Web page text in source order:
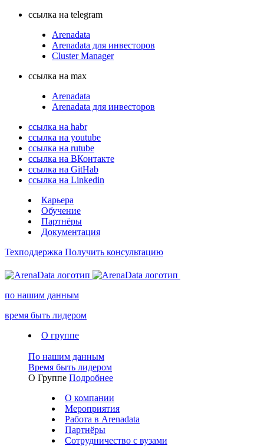
ссылка на telegram
Arenadata
Arenadata для инвесторов
Cluster Manager
ссылка на max
Arenadata
Arenadata для инвесторов
ссылка на habr
ссылка на youtube
ссылка на rutube
ссылка на ВКонтакте
ссылка на GitHab
ссылка на Linkedin
Карьера
Обучение
Партнёры
Документация
Техподдержка Получить консультацию
по нашим данным
время быть лидером
О группе
По нашим данным
Время быть лидером
О Группе Подробнее
О компании
Мероприятия
Работа в Arenadata
Партнёры
Сотрудничество с вузами